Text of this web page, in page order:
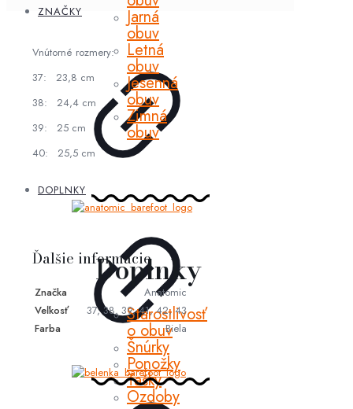
ZNAČKY Jarná
obuv
Letná
obuv
Jesenná
obuv
Zimná
obuv
DOPLNKY
Doplnky
Starostlivosť
o obuv
Šnúrky
Ponožky
Tašky
Ozdoby
Vnútorné rozmery:
37: 23,8 cm
38: 24,4 cm
39: 25 cm
40: 25,5 cm
Ďalšie informácie
Značka
Anatomic
Veľkosť
37, 38, 39, 41, 42, 43
Farba
Biela